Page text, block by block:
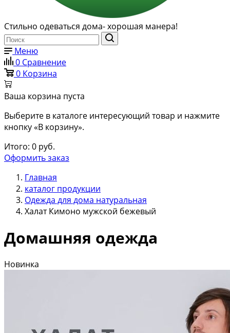
Стильно одеваться дома- хорошая манера!
Меню
0 Сравнение
0 Корзина
Ваша корзина пуста
Выберите в каталоге интересующий товар и нажмите
кнопку «В корзину».
Итого: 0 руб.
Оформить заказ
Главная
каталог продукции
Одежда для дома натуральная
Халат Кимоно мужской бежевый
Домашняя одежда
Новинка